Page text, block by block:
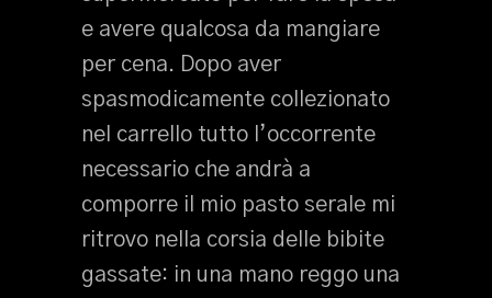
e avere qualcosa da mangiare
per cena. Dopo aver
spasmodicamente collezionato
nel carrello tutto l’occorrente
necessario che andrà a
comporre il mio pasto serale mi
ritrovo nella corsia delle bibite
gassate: in una mano reggo una